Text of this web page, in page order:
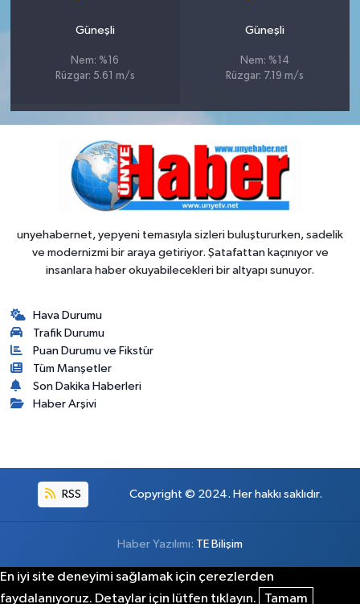
Güneşli
Nem: %16
Rüzgar: 5.61 m/s
Güneşli
Nem: %14
Rüzgar: 7.19 m/s
unyehabernet, yepyeni temasıyla sizleri buluştururken, sadelik
ve modernizmi bir araya getiriyor. Şatafattan kaçınıyor ve
insanlara haber okuyabilecekleri bir altyapı sunuyor.
Hava Durumu
Trafik Durumu
Puan Durumu ve Fikstür
Tüm Manşetler
Son Dakika Haberleri
Haber Arşivi
RSS Copyright © 2024. Her hakkı saklıdır.
Haber Yazılımı: TE Bilişim
En iyi site deneyimi sağlamak için çerezlerden
faydalanıyoruz. Detaylar için lütfen tıklayın.
Tamam